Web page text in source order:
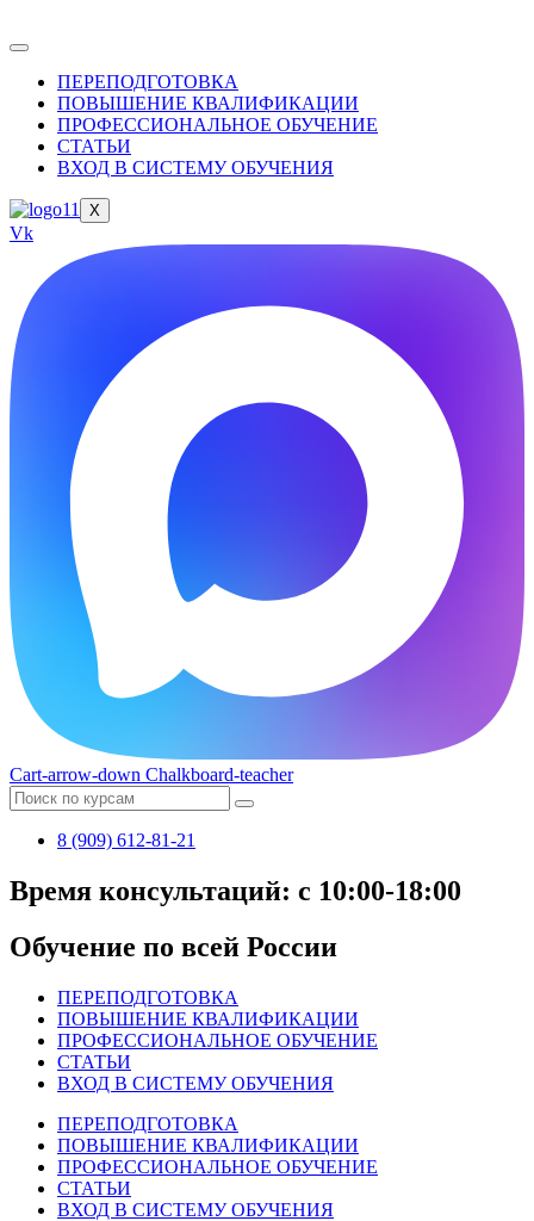
ПЕРЕПОДГОТОВКА
ПОВЫШЕНИЕ КВАЛИФИКАЦИИ
ПРОФЕССИОНАЛЬНОЕ ОБУЧЕНИЕ
СТАТЬИ
ВХОД В СИСТЕМУ ОБУЧЕНИЯ
X
Vk
Cart-arrow-down Chalkboard-teacher
8 (909) 612-81-21
Время консультаций: с 10:00-18:00
Обучение по всей России
ПЕРЕПОДГОТОВКА
ПОВЫШЕНИЕ КВАЛИФИКАЦИИ
ПРОФЕССИОНАЛЬНОЕ ОБУЧЕНИЕ
СТАТЬИ
ВХОД В СИСТЕМУ ОБУЧЕНИЯ
ПЕРЕПОДГОТОВКА
ПОВЫШЕНИЕ КВАЛИФИКАЦИИ
ПРОФЕССИОНАЛЬНОЕ ОБУЧЕНИЕ
СТАТЬИ
ВХОД В СИСТЕМУ ОБУЧЕНИЯ